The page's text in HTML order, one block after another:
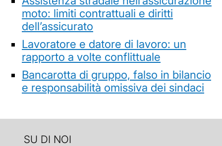
moto: limiti contrattuali e diritti
dell’assicurato
Lavoratore e datore di lavoro: un
rapporto a volte conflittuale
Bancarotta di gruppo, falso in bilancio
e responsabilità omissiva dei sindaci
SU DI NOI